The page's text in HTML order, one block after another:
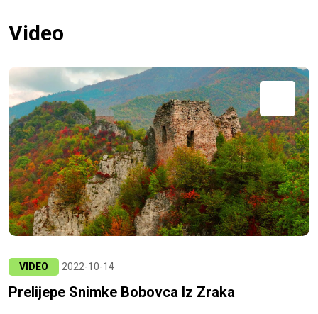
Video
VIDEO 2022-10-14
Prelijepe Snimke Bobovca Iz Zraka